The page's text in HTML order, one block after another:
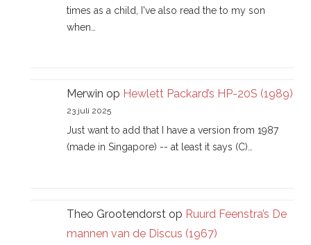
times as a child, I've also read the to my son
when…
Merwin op Hewlett Packard’s HP-20S (1989)
23 juli 2025
Just want to add that I have a version from 1987
(made in Singapore) -- at least it says (C)…
Theo Grootendorst op Ruurd Feenstra’s De
mannen van de Discus (1967)